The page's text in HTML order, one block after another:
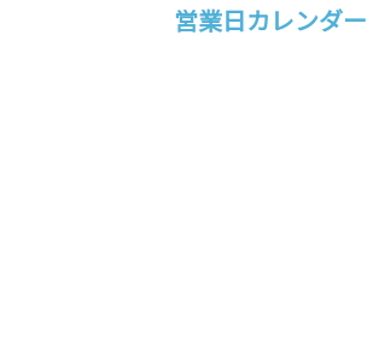
営業日カレンダー